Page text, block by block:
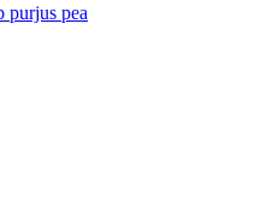
purjus pea